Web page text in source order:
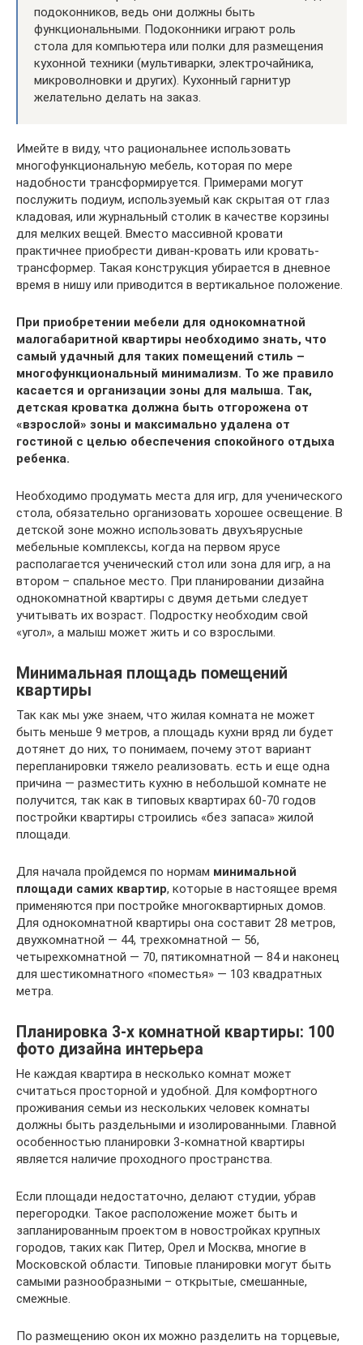
подоконников, ведь они должны быть
функциональными. Подоконники играют роль
стола для компьютера или полки для размещения
кухонной техники (мультиварки, электрочайника,
микроволновки и других). Кухонный гарнитур
желательно делать на заказ.
Имейте в виду, что рациональнее использовать
многофункциональную мебель, которая по мере
надобности трансформируется. Примерами могут
послужить подиум, используемый как скрытая от глаз
кладовая, или журнальный столик в качестве корзины
для мелких вещей. Вместо массивной кровати
практичнее приобрести диван-кровать или кровать-
трансформер. Такая конструкция убирается в дневное
время в нишу или приводится в вертикальное положение.
При приобретении мебели для однокомнатной
малогабаритной квартиры необходимо знать, что
самый удачный для таких помещений стиль –
многофункциональный минимализм. То же правило
касается и организации зоны для малыша. Так,
детская кроватка должна быть отгорожена от
«взрослой» зоны и максимально удалена от
гостиной с целью обеспечения спокойного отдыха
ребенка.
Необходимо продумать места для игр, для ученического
стола, обязательно организовать хорошее освещение. В
детской зоне можно использовать двухъярусные
мебельные комплексы, когда на первом ярусе
располагается ученический стол или зона для игр, а на
втором – спальное место. При планировании дизайна
однокомнатной квартиры с двумя детьми следует
учитывать их возраст. Подростку необходим свой
«угол», а малыш может жить и со взрослыми.
Минимальная площадь помещений
квартиры
Так как мы уже знаем, что жилая комната не может
быть меньше 9 метров, а площадь кухни вряд ли будет
дотянет до них, то понимаем, почему этот вариант
перепланировки тяжело реализовать. есть и еще одна
причина — разместить кухню в небольшой комнате не
получится, так как в типовых квартирах 60-70 годов
постройки квартиры строились «без запаса» жилой
площади.
Для начала пройдемся по нормам минимальной
площади самих квартир, которые в настоящее время
применяются при постройке многоквартирных домов.
Для однокомнатной квартиры она составит 28 метров,
двухкомнатной — 44, трехкомнатной — 56,
четырехкомнатной — 70, пятикомнатной — 84 и наконец
для шестикомнатного «поместья» — 103 квадратных
метра.
Планировка 3-х комнатной квартиры: 100
фото дизайна интерьера
Не каждая квартира в несколько комнат может
считаться просторной и удобной. Для комфортного
проживания семьи из нескольких человек комнаты
должны быть раздельными и изолированными. Главной
особенностью планировки 3-комнатной квартиры
является наличие проходного пространства.
Если площади недостаточно, делают студии, убрав
перегородки. Такое расположение может быть и
запланированным проектом в новостройках крупных
городов, таких как Питер, Орел и Москва, многие в
Московской области. Типовые планировки могут быть
самыми разнообразными – открытые, смешанные,
смежные.
По размещению окон их можно разделить на торцевые,